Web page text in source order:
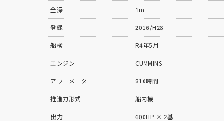
全深 1m
登録 2016/H28
船検 R4年5月
エンジン CUMMINS
アワーメーター 810時間
推進力形式 船内機
出力 600HP × 2基